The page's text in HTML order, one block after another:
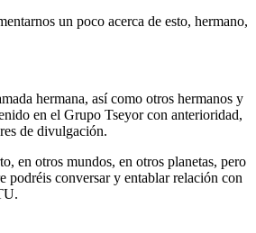
un poco acerca de esto, hermano,
hermana, así como otros hermanos y
en el Grupo Tseyor con anterioridad,
de divulgación.
en otros mundos, en otros planetas, pero
podréis conversar y entablar relación con